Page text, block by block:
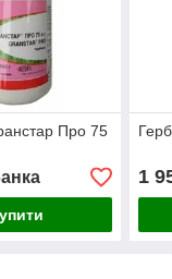
Про 75
1